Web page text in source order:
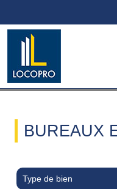
BUREAUX
Type de bien